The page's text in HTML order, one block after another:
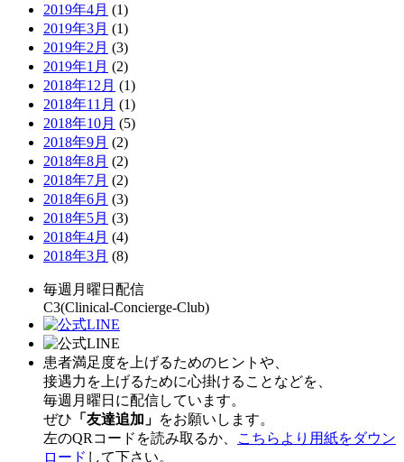
2019年4月 (1)
2019年3月 (1)
2019年2月 (3)
2019年1月 (2)
2018年12月 (1)
2018年11月 (1)
2018年10月 (5)
2018年9月 (2)
2018年8月 (2)
2018年7月 (2)
2018年6月 (3)
2018年5月 (3)
2018年4月 (4)
2018年3月 (8)
毎週月曜日配信
C3(Clinical-Concierge-Club)
患者満足度を上げるためのヒントや、
接遇力を上げるために心掛けることなどを、
毎週月曜日に配信しています。
ぜひ 「友達追加」 をお願いします。
左のQRコードを読み取るか、
こちらより用紙をダウン
ロード して下さい。